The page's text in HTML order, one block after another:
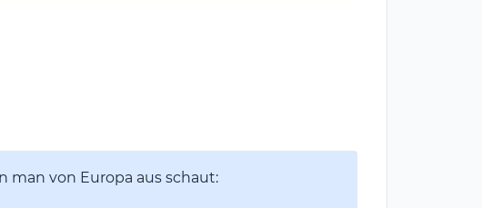
man von Europa aus schaut: